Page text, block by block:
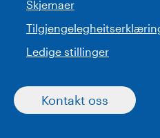
Skjemaer
Ledige stillinger
Kontakt oss